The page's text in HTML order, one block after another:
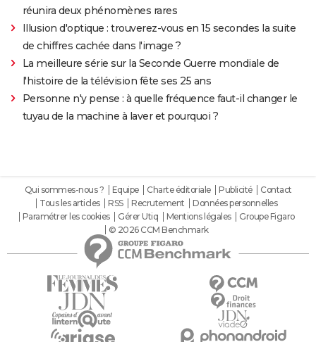
réunira deux phénomènes rares
Illusion d'optique : trouverez-vous en 15 secondes la suite
de chiffres cachée dans l'image ?
La meilleure série sur la Seconde Guerre mondiale de
l'histoire de la télévision fête ses 25 ans
Personne n'y pense : à quelle fréquence faut-il changer le
tuyau de la machine à laver et pourquoi ?
Qui sommes-nous ? Equipe Charte éditoriale Publicité
Contact
Tous les articles
RSS Recrutement
Données personnelles
Paramétrer les cookies
Gérer Utiq Mentions légales
Groupe Figaro
© 2026 CCM Benchmark